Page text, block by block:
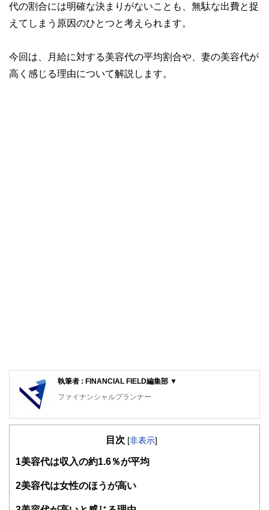
代の割合には明確な決まりがないことも、無駄な出費と捉
えてしまう原因のひとつと考えられます。
今回は、月給に対する美容代の平均割合や、妻の美容代が
高く感じる理由について解説します。
執筆者 : FINANCIAL FIELD編集部 ▼
ファイナンシャルプランナー
FinancialField編集部は、金融、経済に関する記事を、日々
知識がない方でも理解できるようわかりやすく発信していま
得者を中心に「お金や暮らし」に関する書籍・雑誌の編集経
験者で構成され、企画立案から記事掲載まですべての工程に
目次 [非表示]
1 美容代は収入の約1.6％が平均
2美容代は女性のほうが高い